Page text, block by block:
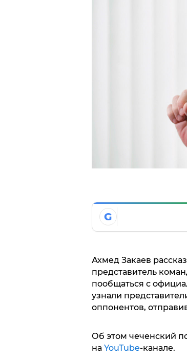
G
Ахмед Закаев
представитель
пообщаться с
узнали
оппонентов,
Об этом чеченский
на YouTube-канале.